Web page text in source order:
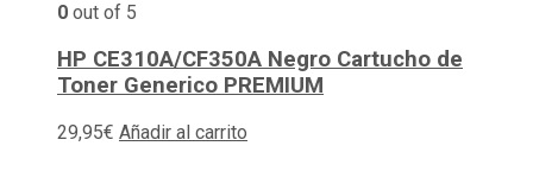
0 out of 5
HP CE310A/CF350A Negro Cartucho de
Toner Generico PREMIUM
29,95€ Añadir al carrito